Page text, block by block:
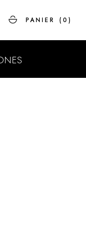
PANIER (0)